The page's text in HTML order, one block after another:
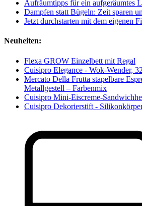
Aufräumtipps für ein aufgeräumtes
Dampfen statt Bügeln: Zeit sparen
Jetzt durchstarten mit dem eigenen
Neuheiten:
Flexa GROW Einzelbett mit Regal
Cuisipro Elegance - Wok-Wender,
Mercato Della Frutta stapelbare
Metallgestell – Farbenmix
Cuisipro Mini-Eiscreme-
Cuisipro Dekorierstift -